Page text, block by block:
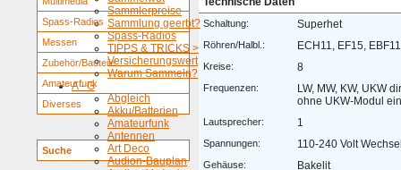
Sammlerpreise
Sammlung geerbt?
Spass-Radios
TIPPS & TRICKS >
Versicherungswert
Warum Sammeln?
A - G
Abgleich
Akku/Batterien
Amateurfunk
Antennen
Art Deco
Audion-Bauplan
Spass-Radios
Messen
Zubehör/Bauteile
Amateurfunk
Diverses
Suche
Schaltung: Superhet
Röhren/Halbl.: ECH11, EF15,
Kreise: 8
Frequenzen:
LW, MW, KW, UKW
ohne UKW-Modul
Lautsprecher: 1
Spannungen: 110-240 Volt
Gehäuse: Bakelit